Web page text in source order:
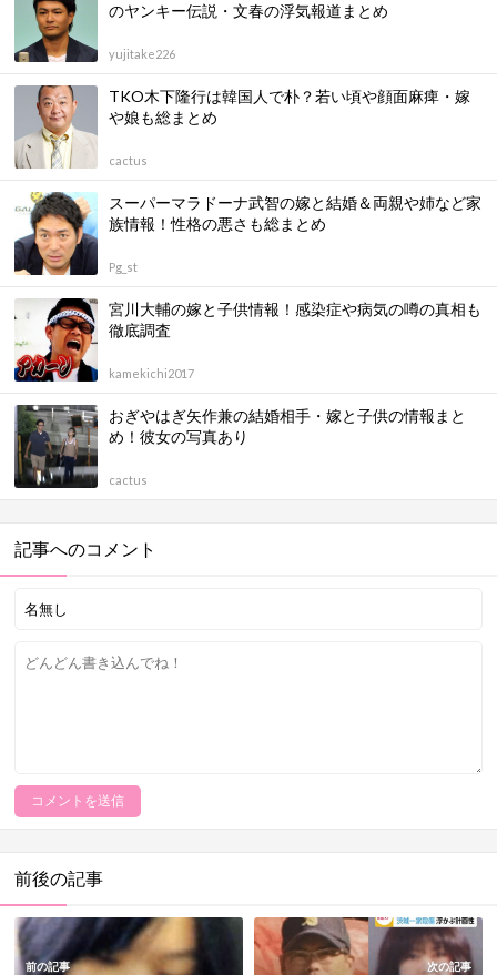
のヤンキー伝説・文春の浮気報道まとめ
yujitake226
TKO木下隆行は韓国人で朴？若い頃や顔面麻痺・嫁
や娘も総まとめ
cactus
スーパーマラドーナ武智の嫁と結婚＆両親や姉など家
族情報！性格の悪さも総まとめ
Pg_st
宮川大輔の嫁と子供情報！感染症や病気の噂の真相も
徹底調査
kamekichi2017
おぎやはぎ矢作兼の結婚相手・嫁と子供の情報まと
め！彼女の写真あり
cactus
記事へのコメント
前後の記事
前の記事 次の記事